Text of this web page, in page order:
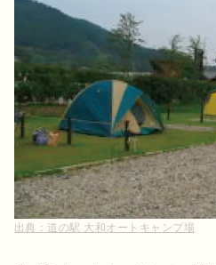
出典： 道の駅 大和オートキャンプ場